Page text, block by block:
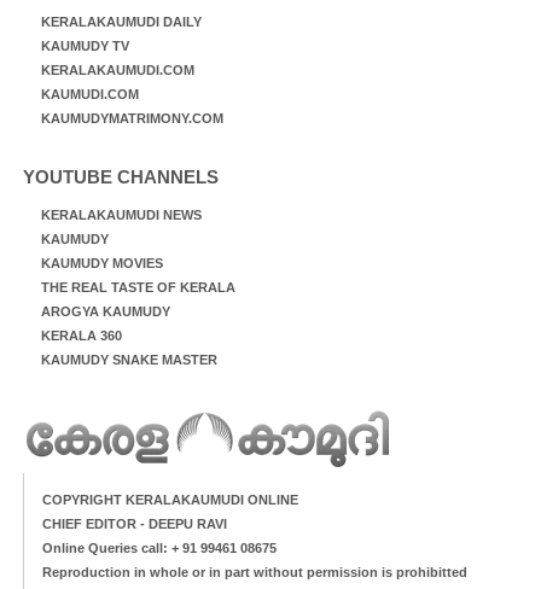
KERALAKAUMUDI DAILY
KAUMUDY TV
KERALAKAUMUDI.COM
KAUMUDI.COM
KAUMUDYMATRIMONY.COM
YOUTUBE CHANNELS
KERALAKAUMUDI NEWS
KAUMUDY
KAUMUDY MOVIES
THE REAL TASTE OF KERALA
AROGYA KAUMUDY
KERALA 360
KAUMUDY SNAKE MASTER
COPYRIGHT KERALAKAUMUDI ONLINE
CHIEF EDITOR - DEEPU RAVI
Online Queries call: + 91 99461 08675
Reproduction in whole or in part without permission is prohibitted